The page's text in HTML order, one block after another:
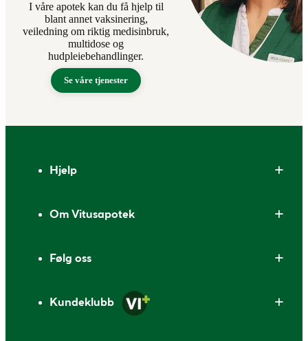
I våre apotek kan du få hjelp til
blant annet vaksinering,
veiledning om riktig medisinbruk,
multidose og
hudpleiebehandlinger.
Se våre tjenester
Hjelp
Om Vitusapotek
Følg oss
Kundeklubb